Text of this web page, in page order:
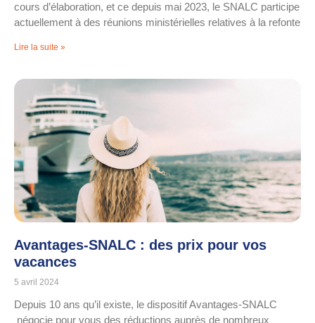
cours d’élaboration, et ce depuis mai 2023, le SNALC participe
actuellement à des réunions ministérielles relatives à la refonte
Lire la suite »
Avantages-SNALC : des prix pour vos
vacances
5 avril 2024
Depuis 10 ans qu’il existe, le dispositif Avantages-SNALC
négocie pour vous des réductions auprès de nombreux